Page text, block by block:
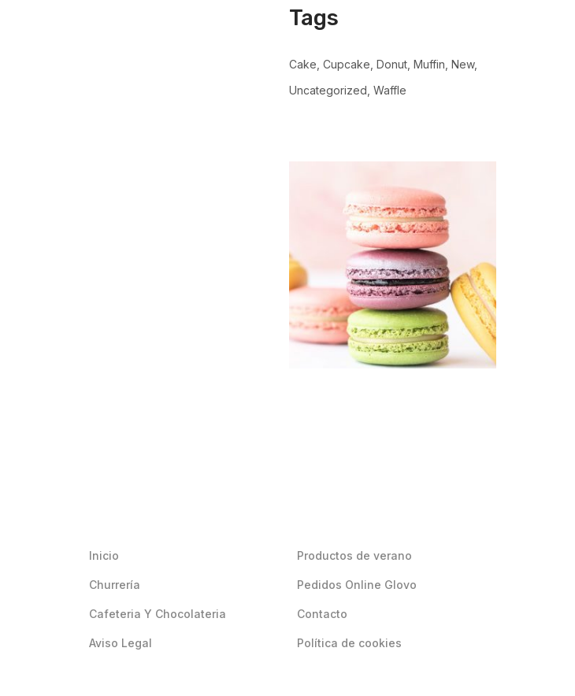
Tags
Cake Cupcake Donut Muffin New
Uncategorized Waffle
Inicio
Churrería
Cafeteria Y Chocolateria
Aviso Legal
Productos de verano
Pedidos Online Glovo
Contacto
Política de cookies